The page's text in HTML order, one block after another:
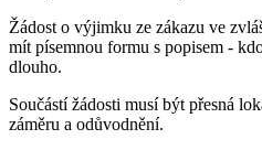
Žádost o výjimku ze zákazu ve
mít písemnou formu s popisem -
dlouho.
Součástí žádosti musí být přesná
záměru a odůvodnění.